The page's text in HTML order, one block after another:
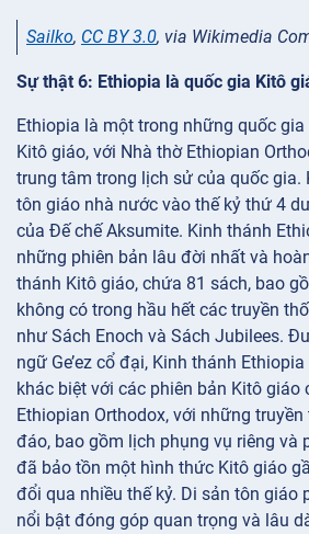
Sailko, CC BY 3.0, via Wikimedia
Sự thật 6: Ethiopia là quốc gia Kitô
Ethiopia là một trong những quốc
Kitô giáo, với Nhà thờ Ethiopian
trung tâm trong lịch sử của quốc gia.
tôn giáo nhà nước vào thế kỷ thứ 4
của Đế chế Aksumite. Kinh thánh
những phiên bản lâu đời nhất và
thánh Kitô giáo, chứa 81 sách, bao
không có trong hầu hết các truyền
như Sách Enoch và Sách Jubilees.
ngữ Ge’ez cổ đại, Kinh thánh
khác biệt với các phiên bản Kitô giáo
Ethiopian Orthodox, với những
đáo, bao gồm lịch phụng vụ riêng và
đã bảo tồn một hình thức Kitô giáo
đổi qua nhiều thế kỷ. Di sản tôn giáo
nổi bật đóng góp quan trọng và lâu